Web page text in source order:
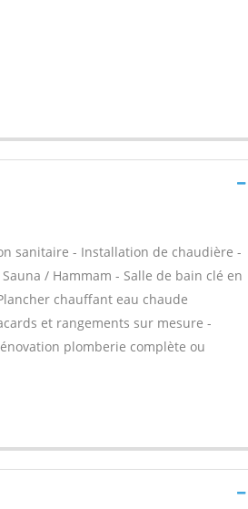
sanitaire - Installation de chaudière -
/ Hammam - Salle de bain clé en
chauffant eau chaude
et rangements sur mesure -
plomberie complète ou